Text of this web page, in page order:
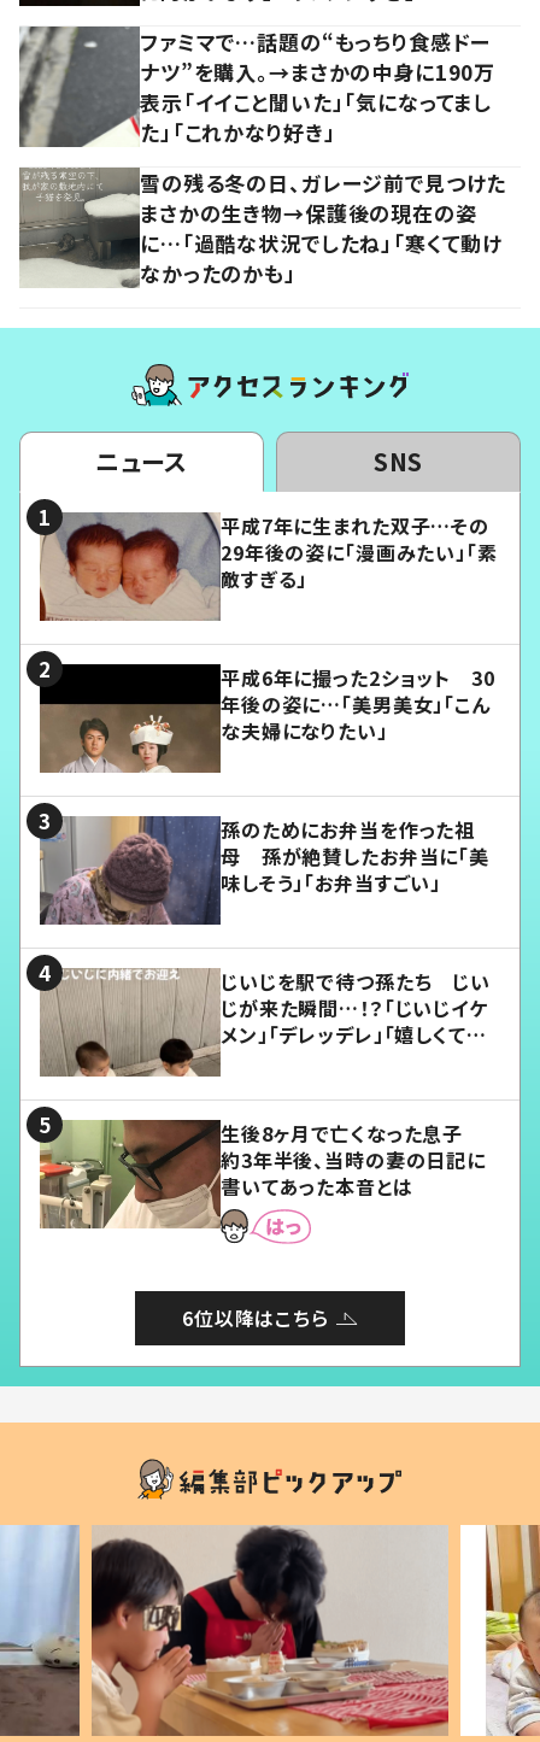
ファミマで…話題の“もっちり食感ドー
ナツ”を購入。→まさかの中身に190万
表示「イイこと聞いた」「気になってまし
た」「これかなり好き」
雪の残る冬の日、ガレージ前で見つけた
まさかの生き物→保護後の現在の姿
に…「過酷な状況でしたね」「寒くて動け
なかったのかも」
ニュース SNS
平成7年に生まれた双子…その
29年後の姿に「漫画みたい」「素
敵すぎる」
平成6年に撮った2ショット 30
年後の姿に…「美男美女」「こん
な夫婦になりたい」
孫のためにお弁当を作った祖
母 孫が絶賛したお弁当に「美
味しそう」「お弁当すごい」
じいじを駅で待つ孫たち じい
じが来た瞬間…！？「じいじイケ
メン」「デレッデレ」「嬉しくて可
生後8ヶ月で亡くなった息子
約3年半後、当時の妻の日記に
書いてあった本音とは
6位以降はこちら